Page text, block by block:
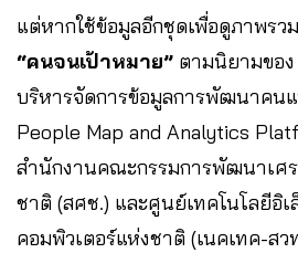
แต่หากใช้ข้อมูลอีกชุดเพื่อดูภาพรว
“คนจนเป้าหมาย” ตามนิยามของ
บริหารจัดการข้อมูลการพัฒนาคนแ
People Map and Analytics
สำนักงานคณะกรรมการพัฒนาเศ
ชาติ (สศช.) และศูนย์เทคโนโลยีอิ
คอมพิวเตอร์แห่งชาติ (เนคเทค-สว